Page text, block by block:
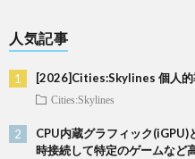
人気記事
[2026]Cities:Skylines 個人
Cities:Skylines
CPU内蔵グラフィック(iGPU)
時接続して特定のゲームなど